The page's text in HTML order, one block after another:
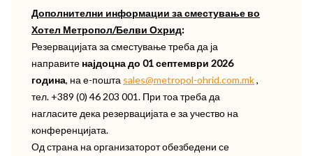
Дополнителни информации за сместување во
Хотел Метропол/Белви Охрид:
Резервацијата за сместување треба да ја
направите најдоцна до 01 септември 2026
година, на е-пошта sales@metropol-ohrid.com.mk,
тел. +389 (0) 46 203 001. При тоа треба да
нагласите дека резервацијата е за учество на
конференцијата.
Од страна на организаторот обезбедени се